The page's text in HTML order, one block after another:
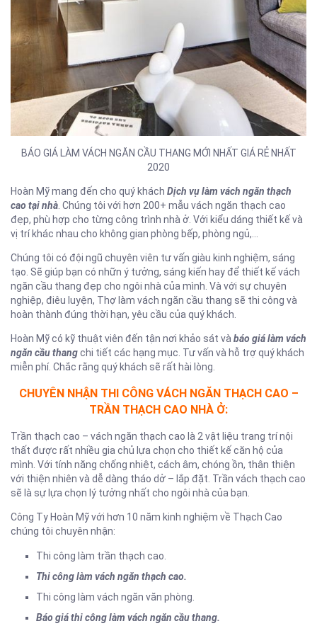
BÁO GIÁ LÀM VÁCH NGĂN CẦU THANG MỚI NHẤT GIÁ RẺ NHẤT
2020
Hoàn Mỹ mang đến cho quý khách Dịch vụ làm vách ngăn thạch
cao tại nhà . Chúng tôi với hơn 200+ mẫu vách ngăn thạch cao
đẹp, phù hợp cho từng công trình nhà ở. Với kiểu dáng thiết kế và
vị trí khác nhau cho không gian phòng bếp, phòng ngủ,…
Chúng tôi có đội ngũ chuyên viên tư vấn giàu kinh nghiệm, sáng
tạo. Sẽ giúp bạn có nhữn ý tưởng, sáng kiến hay để thiết kế vách
ngăn cầu thang đẹp cho ngôi nhà của mình. Và với sự chuyên
nghiệp, điêu luyện, Thợ làm vách ngăn cầu thang sẽ thi công và
hoàn thành đúng thời hạn, yêu cầu của quý khách.
Hoàn Mỹ có kỹ thuật viên đến tận nơi khảo sát và báo giá làm vách
ngăn cầu thangchi tiết các hạng mục. Tư vấn và hỗ trợ quý khách
miễn phí. Chắc rằng quý khách sẽ rất hài lòng.
CHUYÊN NHẬN THI CÔNG VÁCH NGĂN THẠCH CAO –
TRẦN THẠCH CAO NHÀ Ở:
Trần thạch cao – vách ngăn thạch cao là 2 vật liệu trang trí nội
thất được rất nhiều gia chủ lựa chọn cho thiết kế căn hộ của
mình. Với tính năng chống nhiệt, cách âm, chóng ồn, thân thiện
với thiện nhiên và dễ dàng tháo dở – lắp đặt. Trần vách thạch cao
sẽ là sự lựa chọn lý tưởng nhất cho ngôi nhà của bạn.
Công Ty Hoàn Mỹ với hơn 10 năm kinh nghiệm về Thạch Cao
chúng tôi chuyên nhận:
Thi công làm trần thạch cao.
Thi công làm vách ngăn thạch cao.
Thi công làm vách ngăn văn phòng.
Báo giá thi công làm vách ngăn cầu thang.